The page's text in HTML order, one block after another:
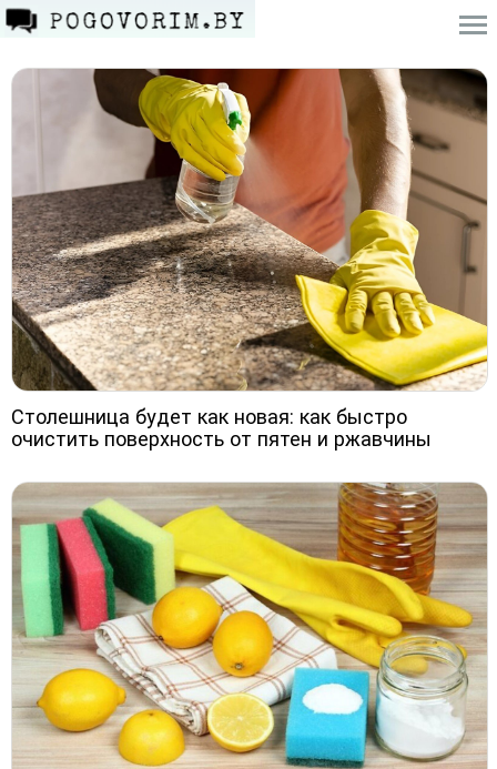
Столешница будет как новая: как быстро
очистить поверхность от пятен и ржавчины